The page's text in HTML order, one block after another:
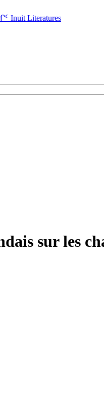
Inuit Literatures
sur les